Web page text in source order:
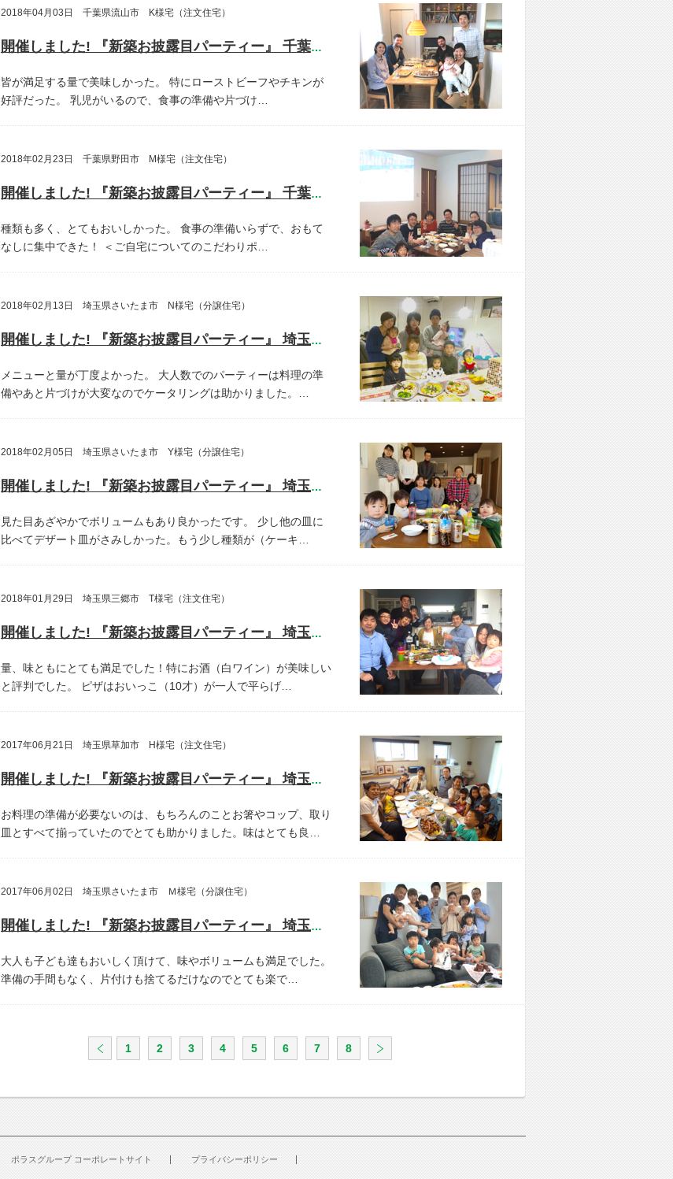
2018年04月03日 千葉県流山市 K様宅（注文住宅）
開催しました! 『新築お披露目パーティー』 千葉県流山市 K様宅
皆が満足する量で美味しかった。
特にローストビーフやチキンが
好評だった。
乳児がいるので、食事の準備や片づけ…
2018年02月23日 千葉県野田市 M様宅（注文住宅）
開催しました! 『新築お披露目パーティー』 千葉県野田市 M様宅
種類も多く、とてもおいしかった。
食事の準備いらずで、おもて
なしに集中できた！
＜ご自宅についてのこだわりポ…
2018年02月13日 埼玉県さいたま市 N様宅（分譲住宅）
開催しました! 『新築お披露目パーティー』 埼玉県さいたま市 N様宅
メニューと量が丁度よかった。
大人数でのパーティーは料理の準
備やあと片づけが大変なのでケータリングは助かりました。…
2018年02月05日 埼玉県さいたま市 Y様宅（分譲住宅）
開催しました! 『新築お披露目パーティー』 埼玉県さいたま市 Y様宅
見た目あざやかでボリュームもあり良かったです。
少し他の皿に
比べてデザート皿がさみしかった。もう少し種類が（ケーキ…
2018年01月29日 埼玉県三郷市 T様宅（注文住宅）
開催しました! 『新築お披露目パーティー』 埼玉県三郷市 T様宅
量、味ともにとても満足でした！特にお酒（白ワイン）が美味しい
と評判でした。
ピザはおいっこ（10才）が一人で平らげ…
2017年06月21日 埼玉県草加市 H様宅（注文住宅）
開催しました! 『新築お披露目パーティー』 埼玉県草加市 H様宅
お料理の準備が必要ないのは、もちろんのことお箸やコップ、取り
皿とすべて揃っていたのでとても助かりました。味はとても良…
2017年06月02日 埼玉県さいたま市 Ｍ様宅（分譲住宅）
開催しました! 『新築お披露目パーティー』 埼玉県さいたま市 Y様宅
大人も子ども達もおいしく頂けて、味やボリュームも満足でした。
準備の手間もなく、片付けも捨てるだけなのでとても楽で…
1 2 3 4 5 6 7 8
ポラスグループ コーポレートサイト
プライバシーポリシー